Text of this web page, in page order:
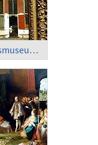
Amsterdam - Rijksmuseum 'The Little Street' (1657-58), Vermeer van Delft